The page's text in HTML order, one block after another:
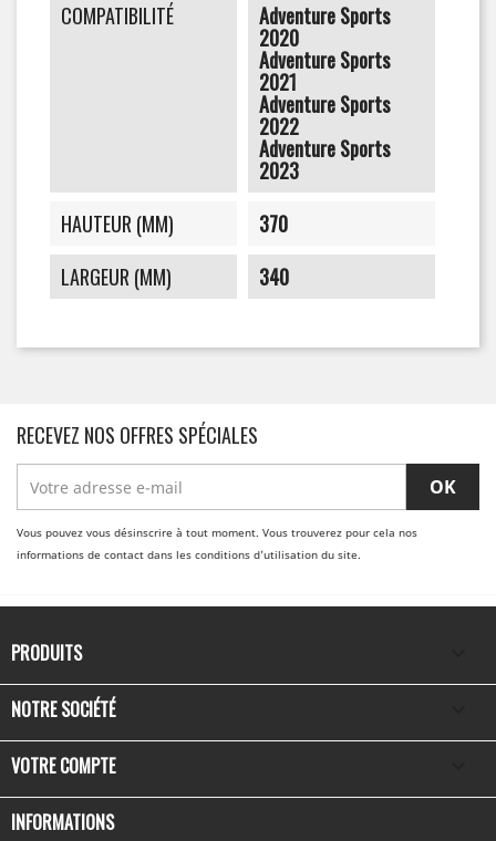
COMPATIBILITÉ Adventure Sports
2020
Adventure Sports
2021
Adventure Sports
2022
Adventure Sports
2023
HAUTEUR (MM)
370
LARGEUR (MM)
340
RECEVEZ NOS OFFRES SPÉCIALES
Vous pouvez vous désinscrire à tout moment. Vous trouverez pour cela nos
informations de contact dans les conditions d'utilisation du site.
PRODUITS
NOTRE SOCIÉTÉ
VOTRE COMPTE
INFORMATIONS